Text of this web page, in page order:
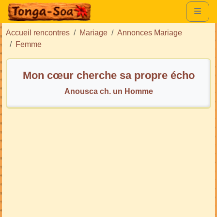
Accueil rencontres Mariage
Annonces Mariage
Femme
Mon cœur cherche sa propre écho
Anousca ch. un Homme